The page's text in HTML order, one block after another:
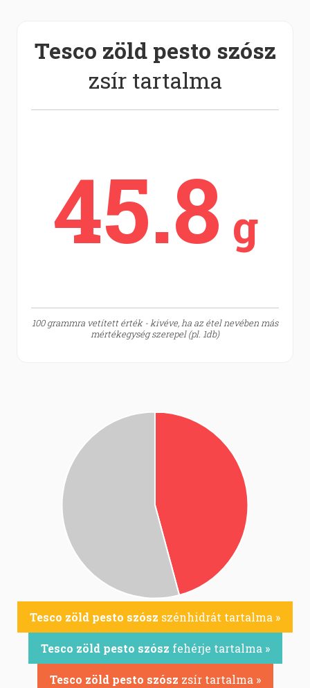
Tesco zöld pesto szósz
zsír tartalma
45.8 g
100 grammra vetített érték - kivéve, ha az étel nevében más
mértékegység szerepel (pl. 1db)
Tesco zöld pesto szósz szénhidrát tartalma »
Tesco zöld pesto szósz fehérje tartalma »
Tesco zöld pesto szósz zsír tartalma »